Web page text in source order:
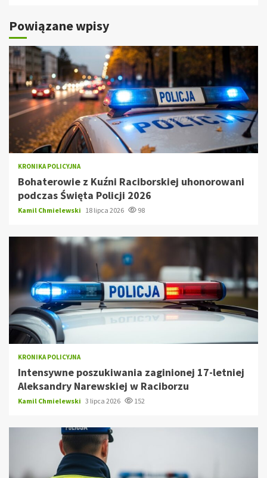
Powiązane wpisy
KRONIKA POLICYJNA
Bohaterowie z Kuźni Raciborskiej uhonorowani
podczas Święta Policji 2026
Kamil Chmielewski 18 lipca 2026 98
KRONIKA POLICYJNA
Intensywne poszukiwania zaginionej 17-letniej
Aleksandry Narewskiej w Raciborzu
Kamil Chmielewski 3 lipca 2026 152